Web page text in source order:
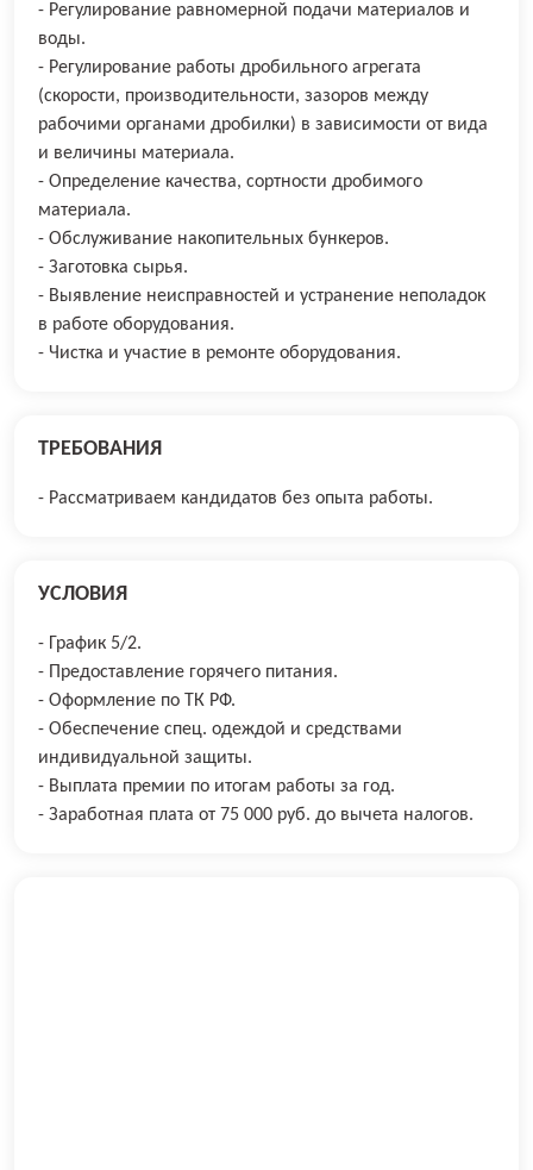
- Регулирование равномерной подачи материалов и
воды.
- Регулирование работы дробильного агрегата
(скорости, производительности, зазоров между
рабочими органами дробилки) в зависимости от вида
и величины материала.
- Определение качества, сортности дробимого
материала.
- Обслуживание накопительных бункеров.
- Заготовка сырья.
- Выявление неисправностей и устранение неполадок
в работе оборудования.
- Чистка и участие в ремонте оборудования.
ТРЕБОВАНИЯ
- Рассматриваем кандидатов без опыта работы.
УСЛОВИЯ
- График 5/2.
- Предоставление горячего питания.
- Оформление по ТК РФ.
- Обеспечение спец. одеждой и средствами
индивидуальной защиты.
- Выплата премии по итогам работы за год.
- Заработная плата от 75 000 руб. до вычета налогов.